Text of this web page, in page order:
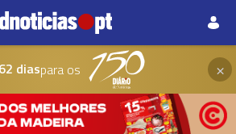
62 diaspara os ×